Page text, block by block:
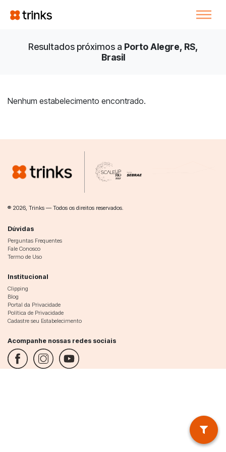
Resultados próximos a Porto Alegre, RS,
Brasil
Nenhum estabelecimento encontrado.
® 2026, Trinks — Todos os direitos reservados.
Dúvidas
Perguntas Frequentes
Fale Conosco
Termo de Uso
Institucional
Clipping
Blog
Portal da Privacidade
Política de Privacidade
Cadastre seu Estabelecimento
Acompanhe nossas redes sociais